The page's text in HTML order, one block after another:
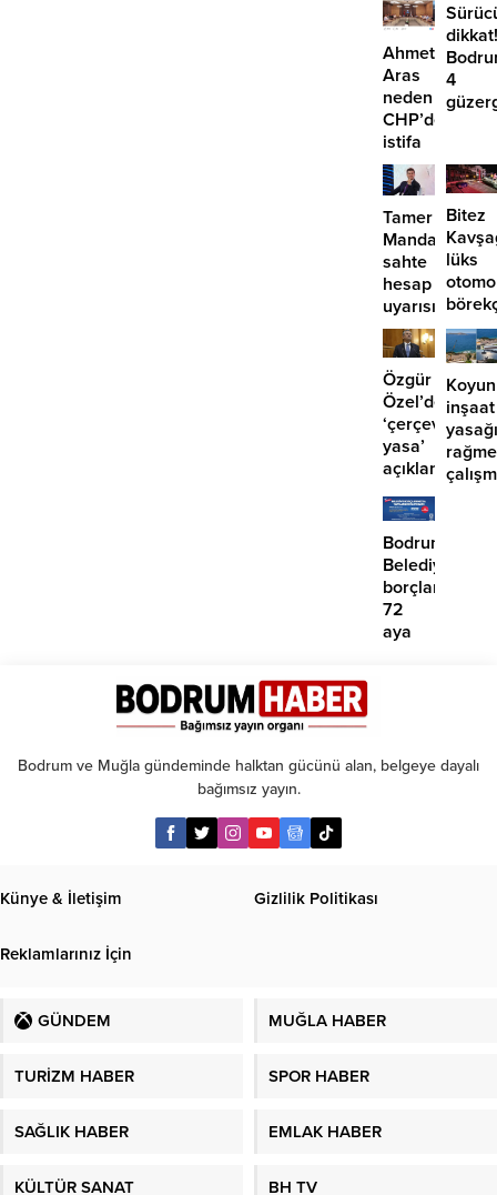
Ahmet
Aras
neden
CHP’den
istifa
etmiyor?
dikkat!
4
Tamer
sahte
hesap
uyarısı
Bitez
lüks
girdi:
2
Özgür
Özel’den
‘çerçeve
yasa’
açıklaması:
atma
çabamız
yok’
inşaat
Bodrum
borçlara
72
aya
Bodrum ve Muğla gündeminde halktan gücünü alan, belgeye dayalı
bağımsız yayın.
Künye & İletişim Gizlilik Politikası
Reklamlarınız İçin
GÜNDEM MUĞLA HABER
TURİZM HABER SPOR HABER
SAĞLIK HABER EMLAK HABER
KÜLTÜR SANAT BH TV